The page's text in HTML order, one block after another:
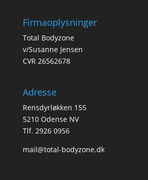
Firmaoplysninger
Total Bodyzone
v/Susanne Jensen
CVR 26562678
Adresse
Rensdyrløkken 155
5210 Odense NV
Tlf. 2926 0956
mail@total-bodyzone.dk